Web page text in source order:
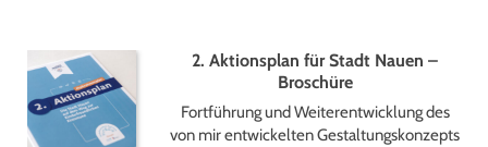
2. Aktionsplan für Stadt Nauen –
Broschüre
Fortführung und Weiterentwicklung des
von mir entwickelten Gestaltungskonzepts